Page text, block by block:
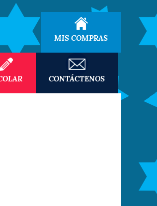
MIS COMPRAS
CONTÁCTENOS